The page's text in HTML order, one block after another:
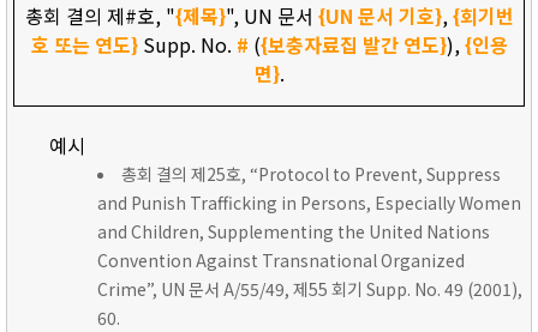
총회 결의 제#호, "{제목}", UN 문서 {UN 문서 기호},{회기번
호 또는 연도}Supp. No. # ({보충자료집 발간 연도}),{인용
면}.
예시
총회 결의 제25호, “Protocol to Prevent, Suppress
and Punish Trafficking in Persons, Especially Women
and Children, Supplementing the United Nations
Convention Against Transnational Organized
Crime”, UN 문서 A/55/49, 제55 회기 Supp. No. 49 (2001),
60.